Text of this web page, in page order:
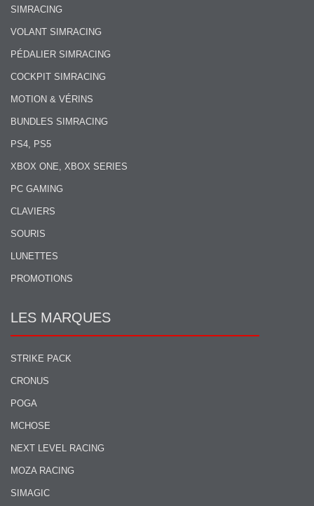
SIMRACING
VOLANT SIMRACING
PÉDALIER SIMRACING
COCKPIT SIMRACING
MOTION & VÉRINS
BUNDLES SIMRACING
PS4, PS5
XBOX ONE, XBOX SERIES
PC GAMING
CLAVIERS
SOURIS
LUNETTES
PROMOTIONS
LES MARQUES
STRIKE PACK
CRONUS
POGA
MCHOSE
NEXT LEVEL RACING
MOZA RACING
SIMAGIC